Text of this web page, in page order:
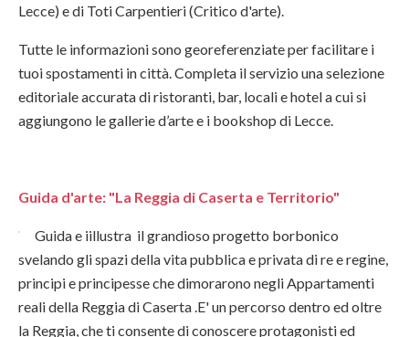
Lecce) e di Toti Carpentieri (Critico d'arte).
Tutte le informazioni sono georeferenziate per facilitare i
tuoi spostamenti in città. Completa il servizio una selezione
editoriale accurata di ristoranti, bar, locali e hotel a cui si
aggiungono le gallerie d’arte e i bookshop di Lecce.
Guida d'arte: "La Reggia di Caserta e Territorio"
Guida e iillustra il grandioso progetto borbonico
svelando gli spazi della vita pubblica e privata di re e regine,
principi e principesse che dimorarono negli Appartamenti
reali della Reggia di Caserta .E' un percorso dentro ed oltre
la Reggia, che ti consente di conoscere protagonisti ed